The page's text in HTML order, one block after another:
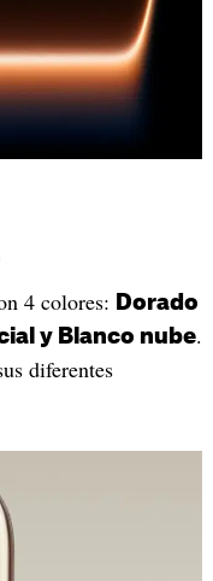
4 colores: Dorado
y Blanco nube.
diferentes